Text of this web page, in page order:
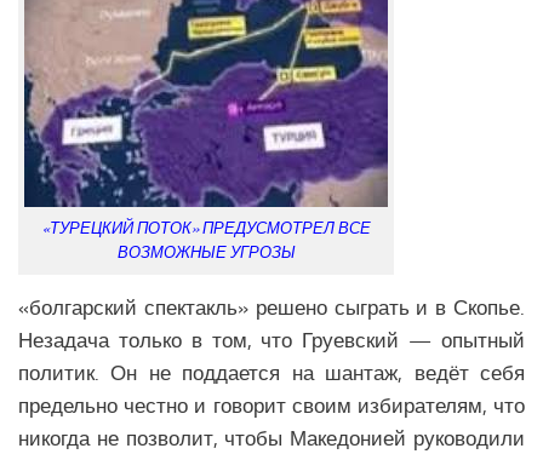
Аналитика СНГ
Экономика СНГ
Политика СНГ
Религия СНГ
Вооружение СНГ
Климат СНГ
Наука СНГ
Образование СНГ
История СНГ
«ТУРЕЦКИЙ ПОТОК» ПРЕДУСМОТРЕЛ ВСЕ
ВОЗМОЖНЫЕ УГРОЗЫ
«болгарский спектакль» решено сыграть и в Скопье.
Незадача только в том, что Груевский — опытный
политик. Он не поддается на шантаж, ведёт себя
предельно честно и говорит своим избирателям, что
никогда не позволит, чтобы Македонией руководили